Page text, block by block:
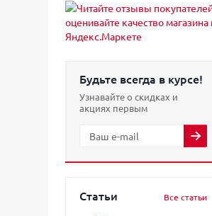
Будьте всегда в курсе!
Узнавайте о скидках и
акциях первым
Статьи Все статьи